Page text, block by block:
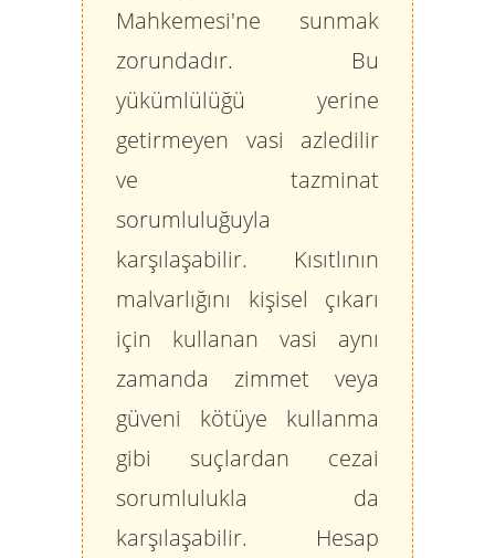
Mahkemesi'ne sunmak
zorundadır. Bu
yükümlülüğü yerine
getirmeyen vasi azledilir
ve tazminat
sorumluluğuyla
karşılaşabilir. Kısıtlının
malvarlığını kişisel çıkarı
için kullanan vasi aynı
zamanda zimmet veya
güveni kötüye kullanma
gibi suçlardan cezai
sorumlulukla da
karşılaşabilir. Hesap